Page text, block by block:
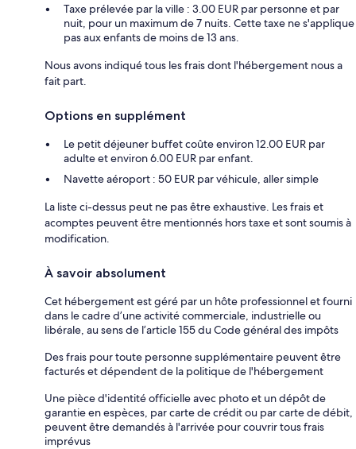
Taxe prélevée par la ville : 3.00 EUR par personne et par
nuit, pour un maximum de 7 nuits. Cette taxe ne s'applique
pas aux enfants de moins de 13 ans.
Nous avons indiqué tous les frais dont l'hébergement nous a
fait part.
Options en supplément
Le petit déjeuner buffet coûte environ 12.00 EUR par
adulte et environ 6.00 EUR par enfant.
Navette aéroport : 50 EUR par véhicule, aller simple
La liste ci-dessus peut ne pas être exhaustive. Les frais et
acomptes peuvent être mentionnés hors taxe et sont soumis à
modification.
À savoir absolument
Cet hébergement est géré par un hôte professionnel et fourni
dans le cadre d’une activité commerciale, industrielle ou
libérale, au sens de l’article 155 du Code général des impôts
Des frais pour toute personne supplémentaire peuvent être
facturés et dépendent de la politique de l'hébergement
Une pièce d'identité officielle avec photo et un dépôt de
garantie en espèces, par carte de crédit ou par carte de débit,
peuvent être demandés à l'arrivée pour couvrir tous frais
imprévus